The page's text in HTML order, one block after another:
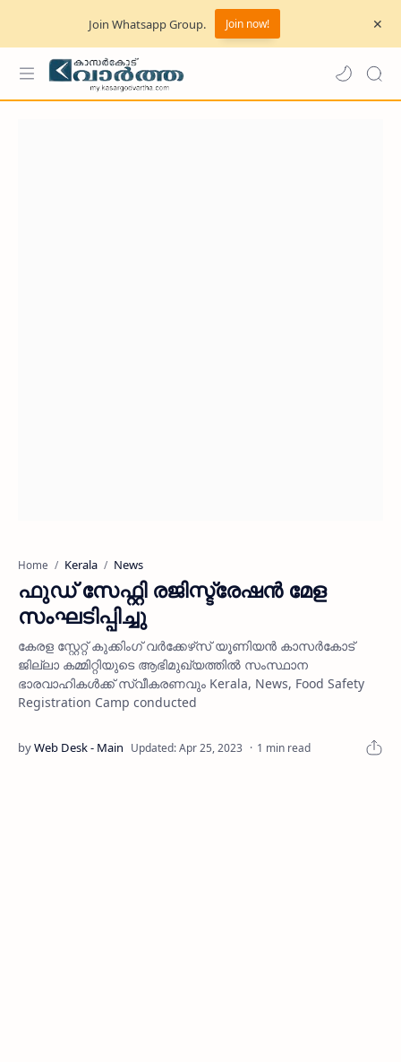
Join Whatsapp Group. Join now!
Home Kerala News
ഫുഡ് സേഫ്റ്റി രജിസ്ട്രേഷന്‍ മേള
സംഘടിപ്പിച്ചു
കേരള സ്റ്റേറ്റ് കുക്കിംഗ് വര്‍ക്കേഴ്‌സ് യൂണിയന്‍ കാസര്‍കോട്
ജില്ലാ കമ്മിറ്റിയുടെ ആഭിമുഖ്യത്തില്‍ സംസ്ഥാന
ഭാരവാഹികള്‍ക്ക് സ്വീകരണവും Kerala, News, Food Safety
Registration Camp conducted
1 min read